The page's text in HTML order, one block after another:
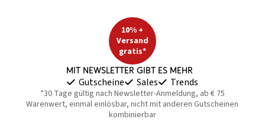
10% +
Versand
gratis*
Mit Newsletter gibt es mehr
Gutscheine Sales Trends
*30 Tage gültig nach Newsletter-Anmeldung, ab € 75
Warenwert, einmal einlösbar, nicht mit anderen Gutscheinen
kombinierbar